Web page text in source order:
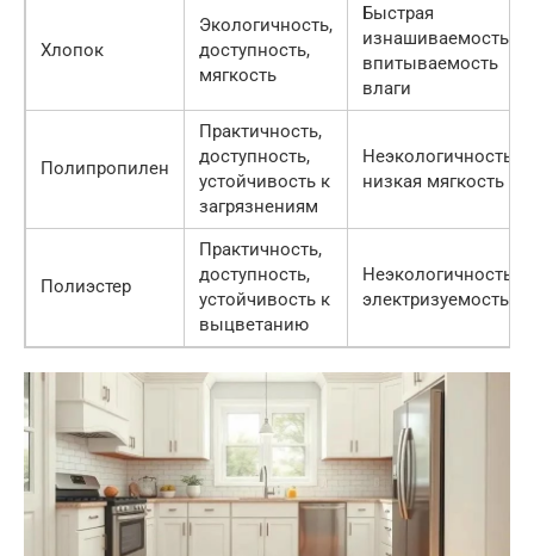
Хлопок
Экологичность,
доступность,
мягкость
Быстрая
изнашиваемость,
впитываемость
влаги
Полипропилен
Практичность,
доступность,
устойчивость к
загрязнениям
Неэкологичность,
низкая мягкость
Полиэстер
Практичность,
доступность,
устойчивость к
выцветанию
Неэкологичность,
электризуемость